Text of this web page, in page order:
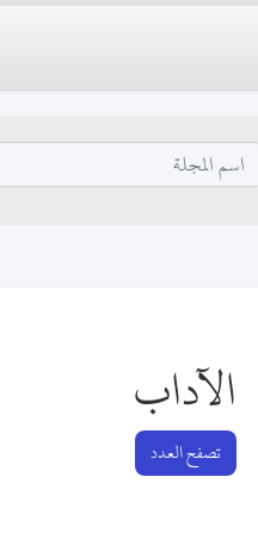
الآداب
تصفح العدد